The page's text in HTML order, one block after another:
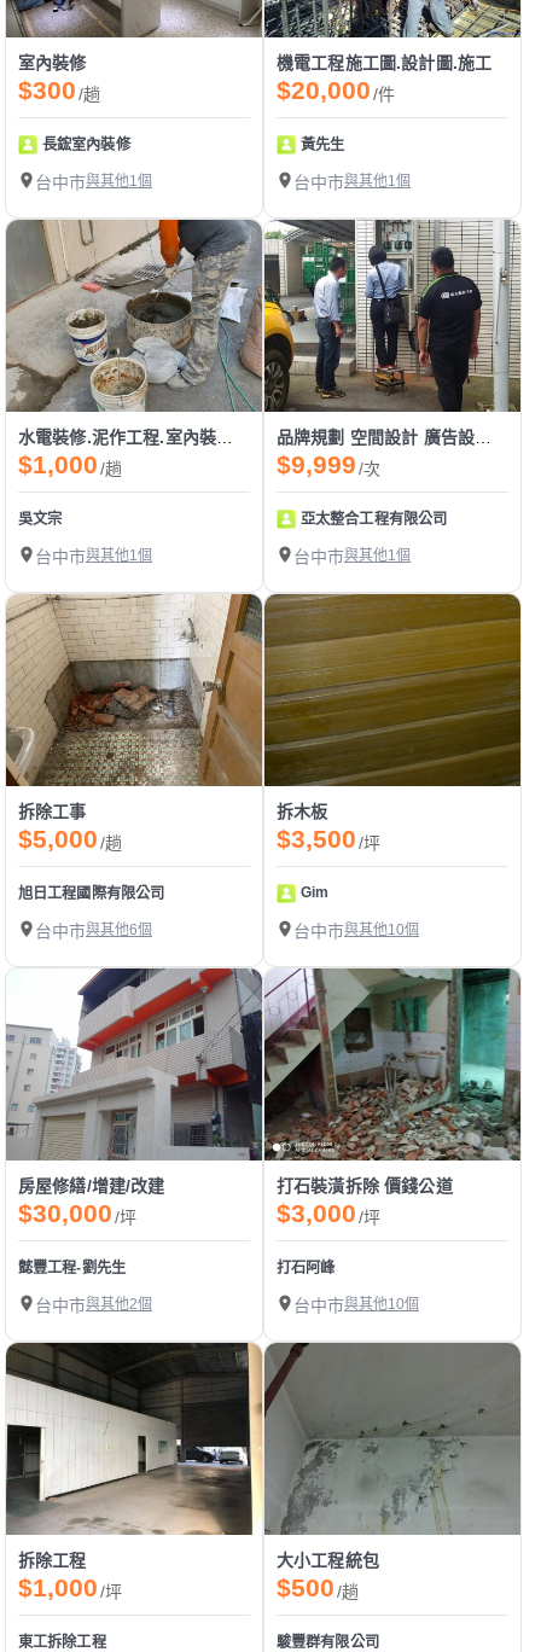
室內裝修
$300/趟
長鋐室內裝修
台中市與其他1個
機電工程施工圖.設計圖.施工
$20,000/件
黃先生
台中市與其他1個
水電裝修.泥作工程.室內裝修.打石.拆除工程
$1,000/趟
吳文宗
台中市與其他1個
品牌規劃 空間設計 廣告設計 攝影錄影 裝修工程 營建工程 加盟連鎖 都來找我
$9,999/次
亞太整合工程有限公司
台中市與其他1個
拆除工事
$5,000/趟
旭日工程國際有限公司
台中市與其他6個
拆木板
$3,500/坪
Gim
台中市與其他10個
房屋修繕/增建/改建
$30,000/坪
懿豐工程-劉先生
台中市與其他2個
打石裝潢拆除 價錢公道
$3,000/坪
打石阿峰
台中市與其他10個
拆除工程
$1,000/坪
東工拆除工程
大小工程統包
$500/趟
駿豐群有限公司